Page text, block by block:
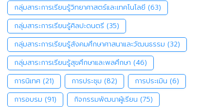
กลุ่มสาระการเรียนรู้วิทยาศาสตร์และเทคโนโลยี (63)
กลุ่มสาระการเรียนรู้ศิลปะดนตรี (35)
กลุ่มสาระการเรียนรู้สังคมศึกษาศาสนาและวัฒนธรรม (32)
กลุ่มสาระการเรียนรู้สุขศึกษาและพลศึกษา (46)
การนิเทศ (21) การประชุม (82) การประเมิน (6)
การอบรม (91) กิจกรรมพัฒนาผู้เรียน (75)